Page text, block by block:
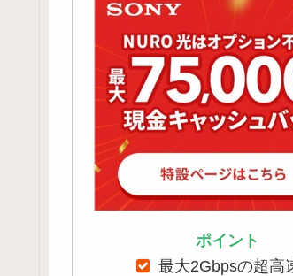
ポイント
最大2Gbpsの超高